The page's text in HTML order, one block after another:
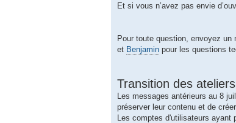
Et si vous n’avez pas envie
Pour toute question, envoyez un
et Benjamin pour les questions
Transition des
Les messages antérieurs au 8
préserver leur contenu et de
Les comptes d'utilisateurs ayant